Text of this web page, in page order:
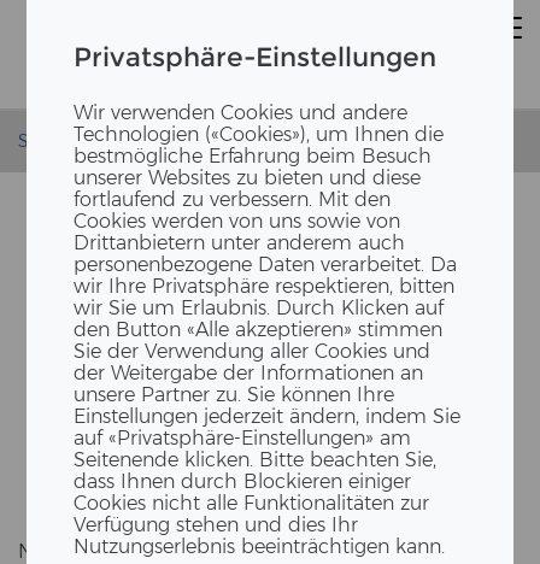
Privatsphäre-Einstellungen
Wir verwenden Cookies und andere
Technologien («Cookies»), um Ihnen die
bestmögliche Erfahrung beim Besuch
unserer Websites zu bieten und diese
fortlaufend zu verbessern. Mit den
Cookies werden von uns sowie von
Drittanbietern unter anderem auch
personenbezogene Daten verarbeitet. Da
wir Ihre Privatsphäre respektieren, bitten
wir Sie um Erlaubnis. Durch Klicken auf
den Button «Alle akzeptieren» stimmen
Sie der Verwendung aller Cookies und
der Weitergabe der Informationen an
unsere Partner zu. Sie können Ihre
Einstellungen jederzeit ändern, indem Sie
auf «Privatsphäre-Einstellungen» am
Seitenende klicken. Bitte beachten Sie,
dass Ihnen durch Blockieren einiger
Cookies nicht alle Funktionalitäten zur
Verfügung stehen und dies Ihr
Nutzungserlebnis beeinträchtigen kann.
Startseite News Tischmesse Frick
ERNE AG HOLZ­BAU AN DER
TISCH­MES­SE 2023 IN FRICK
Nach­dem im letz­ten Jahr die Be­rufs­schau in Etz­gen